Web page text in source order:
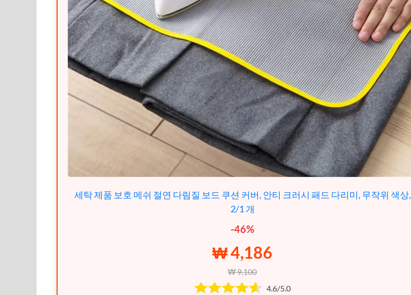
세탁 제품 보호 메쉬 절연 다림질 보드 쿠션 커버, 안티 크러시 패드 다리미, 무작위 색상,
2/1 개
-46%
₩ 4,186
₩ 9,100
4.6/5.0